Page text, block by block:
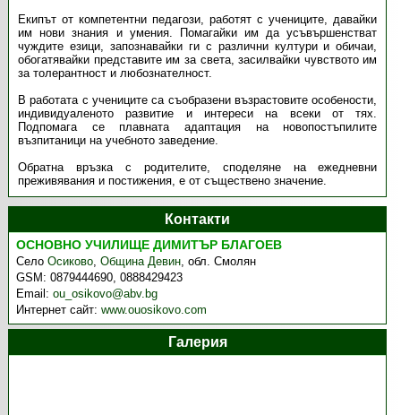
Екипът от компетентни педагози, работят с учениците, давайки
им нови знания и умения. Помагайки им да усъвършенстват
чуждите езици, запознавайки ги с различни култури и обичаи,
обогатявайки представите им за света, засилвайки чувството им
за толерантност и любознателност.
В работата с учениците са съобразени възрастовите особености,
индивидуаленото развитие и интереси на всеки от тях.
Подпомага се плавната адаптация на новопостъпилите
възпитаници на учебното заведение.
Обратна връзка с родителите, споделяне на ежедневни
преживявания и постижения, е от съществено значение.
Контакти
ОСНОВНО УЧИЛИЩЕ ДИМИТЪР БЛАГОЕВ
СелоОсиково,Община Девин,обл. Смолян
GSM:0879444690, 0888429423
Email:ou_osikovo@abv.bg
Интернет сайт:www.ouosikovo.com
Галерия